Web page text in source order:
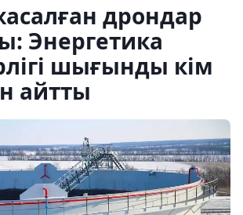
дрондар
Энергетика
шығынды кім
айтты